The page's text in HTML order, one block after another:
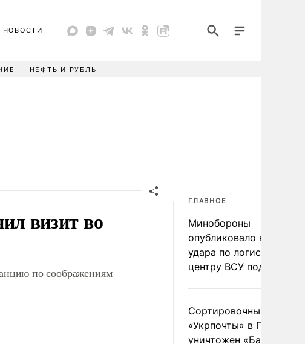
НОВОСТИ
НЕФТЬ И РУБЛЬ
визит во
по соображениям
ГЛАВНОЕ
Минобороны
опубликовало видео
удара по
центру ВСУ под Киевом
Сортировочный пункт
«Укрпочты» в
уничтожен